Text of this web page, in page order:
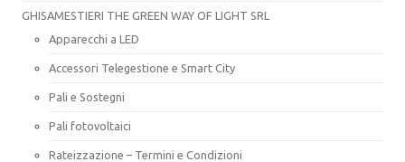
GHISAMESTIERI THE GREEN WAY OF LIGHT SRL
Apparecchi a LED
Accessori Telegestione e Smart City
Pali e Sostegni
Pali fotovoltaici
Rateizzazione – Termini e Condizioni